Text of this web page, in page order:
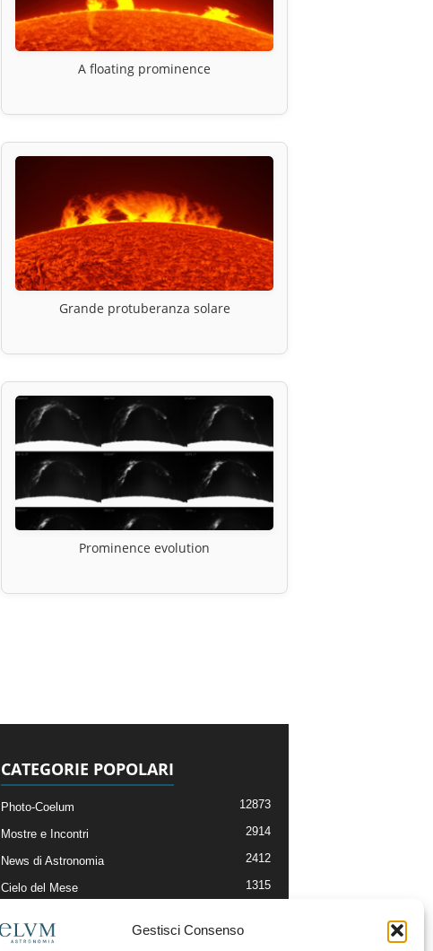
Gestisci Consenso
A floating prominence
Grande protuberanza solare
Prominence evolution
CATEGORIE POPOLARI
Photo-Coelum 12873
Mostre e Incontri 2914
News di Astronomia 2412
Cielo del Mese 1315
Articoli e Risorse On-Line